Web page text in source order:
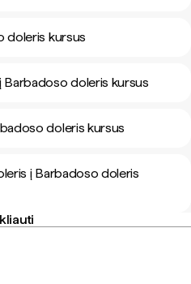
doleris kursus
Barbadoso doleris kursus
doleris kursus
į Barbadoso doleris